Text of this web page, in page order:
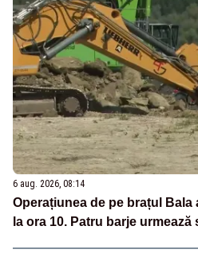
6 aug. 2026, 08:14
Operațiunea de pe brațul Bala
la ora 10. Patru barje